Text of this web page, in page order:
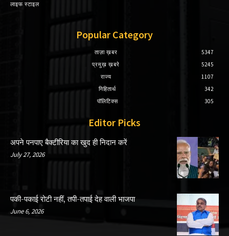
लाइफ स्टाइल
Popular Category
ताज़ा ख़बर
5347
प्रमुख़ ख़बरे
5245
राज्य
1107
निहितार्थ
342
पॉलिटिक्स
305
Editor Picks
अपने पनपाए बैक्टीरिया का खुद ही निदान करें
July 27, 2026
पकी-पकाई रोटी नहीं, तपी-तपाई देह वाली भाजपा
June 6, 2026